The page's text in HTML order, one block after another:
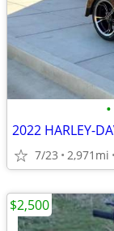
•
2022 HARLEY-
7/23 2,971mi
$2,500